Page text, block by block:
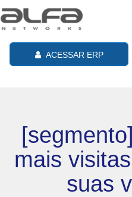
ACESSAR ERP
mais
suas